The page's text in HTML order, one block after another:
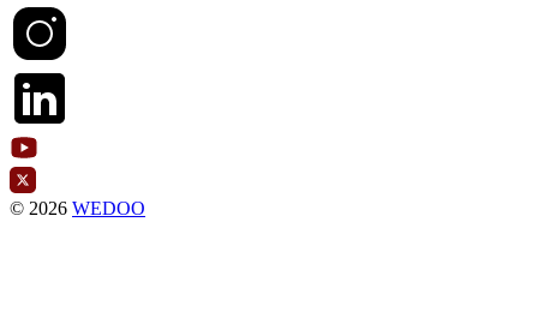
© 2026 WEDOO